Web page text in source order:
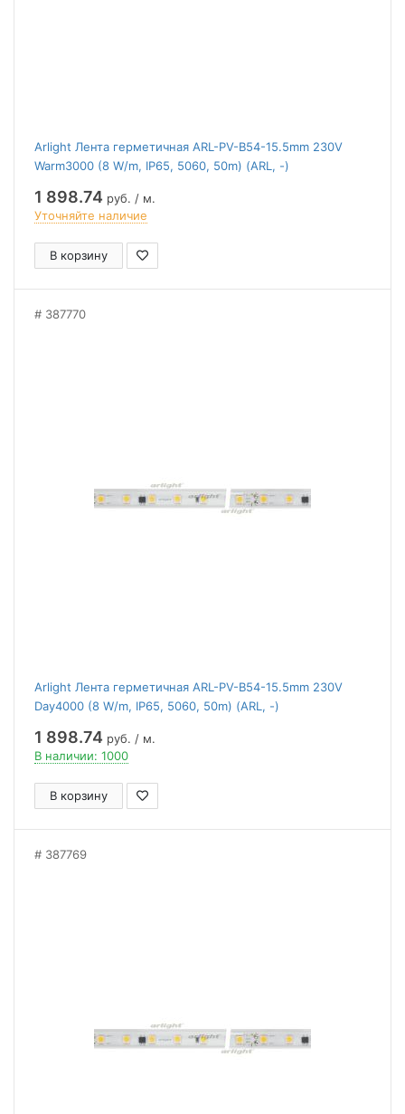
Arlight Лента герметичная ARL-PV-B54-15.5mm 230V
Warm3000 (8 W/m, IP65, 5060, 50m) (ARL, -)
1 898.74 руб. / м.
Уточняйте наличие
В корзину
387770
Arlight Лента герметичная ARL-PV-B54-15.5mm 230V
Day4000 (8 W/m, IP65, 5060, 50m) (ARL, -)
1 898.74 руб. / м.
В наличии: 1000
В корзину
387769